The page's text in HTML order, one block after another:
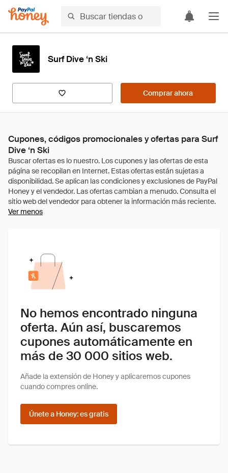
Surf Dive ‘n Ski
Comprar ahora
Cupones, códigos promocionales y ofertas para Surf
Dive ‘n Ski
Ver menos
No hemos encontrado ninguna
oferta. Aún así, buscaremos
cupones automáticamente en
más de 30 000 sitios web.
Añade la extensión de Honey y aplicaremos cupones
cuando compres online.
Únete a Honey: es gratis